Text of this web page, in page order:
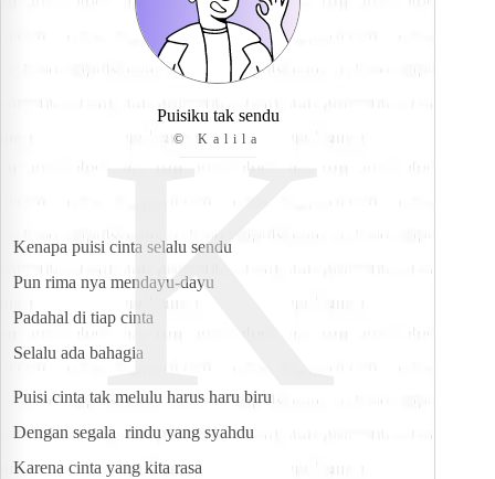
K
Puisiku tak sendu
© Kalila
Kenapa puisi cinta selalu sendu
Pun rima nya mendayu-dayu
Padahal di tiap cinta
Selalu ada bahagia
Puisi cinta tak melulu harus haru biru
Dengan segala  rindu yang syahdu
Karena cinta yang kita rasa